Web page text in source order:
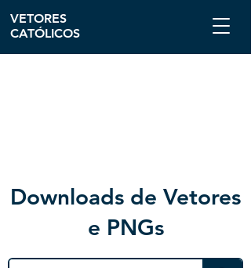
Downloads de Vetores
e PNGs
VETORES
CATÓLICOS